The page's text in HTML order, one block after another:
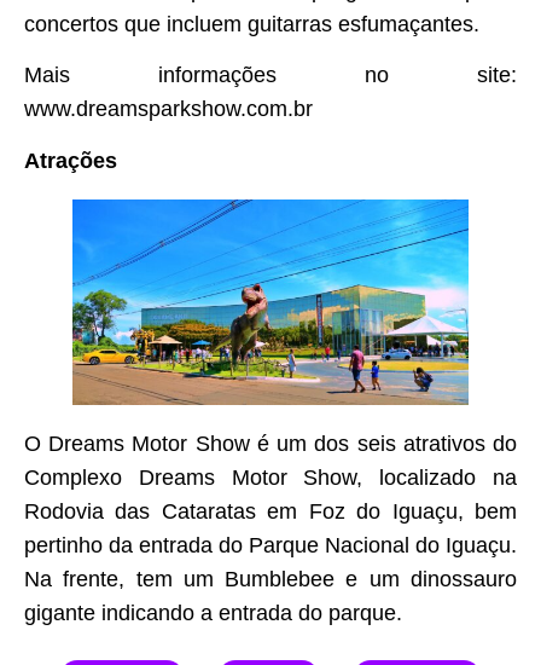
concertos que incluem guitarras esfumaçantes.
Mais informações no site:
www.dreamsparkshow.com.br
Atrações
O Dreams Motor Show é um dos seis atrativos do
Complexo Dreams Motor Show, localizado na
Rodovia das Cataratas em Foz do Iguaçu, bem
pertinho da entrada do Parque Nacional do Iguaçu.
Na frente, tem um Bumblebee e um dinossauro
gigante indicando a entrada do parque.